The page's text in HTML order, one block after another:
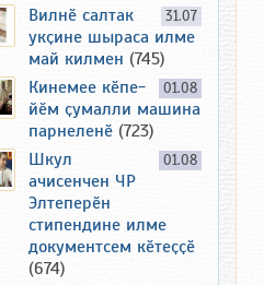
31.07
Вилнӗ салтак
укҫине шыраса илме
май килмен (745)
01.08
Кинемее кӗпе-
йӗм ҫумалли машина
парнеленӗ (723)
01.08
Шкул
ачисенчен ЧР
Элтеперӗн
стипендине илме
документсем кӗтеҫҫӗ
(674)